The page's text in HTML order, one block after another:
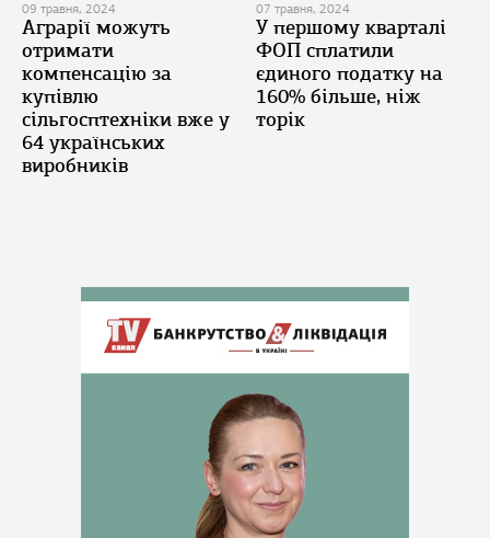
09 травня, 2024
Аграрії можуть
отримати
компенсацію за
купівлю
сільгосптехніки вже у
64 українських
виробників
07 травня, 2024
У першому кварталі
ФОП сплатили
єдиного податку на
160% більше, ніж
торік